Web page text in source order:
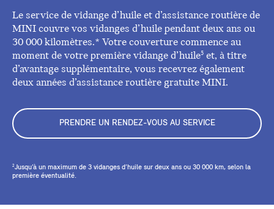
Le service de vidange d’huile et d’assistance routière de
MINI couvre vos vidanges d’huile pendant deux ans ou
30 000 kilomètres.* Votre couverture commence au
moment de votre première vidange d’huile5 et, à titre
d’avantage supplémentaire, vous recevrez également
deux années d’assistance routière gratuite MINI.
PRENDRE UN RENDEZ-VOUS AU SERVICE
2Jusqu’à un maximum de 3 vidanges d’huile sur deux ans ou 30 000 km, selon la
première éventualité.